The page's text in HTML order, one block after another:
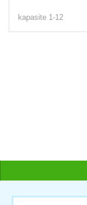
kapasite 1-12